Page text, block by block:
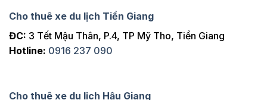
Cho thuê xe du lịch Tiền Giang
ĐC: 3 Tết Mậu Thân, P.4, TP Mỹ Tho, Tiền Giang
Hotline: 0916 237 090
Cho thuê xe du lịch Hậu Giang